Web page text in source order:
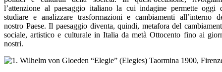
l’attenzione al paesaggio italiano la cui indagine permette oggi
studiare e analizzare trasformazioni e cambiamenti all’interno
nostro Paese. Il paesaggio diventa, quindi, metafora del
sociale, artistico e culturale in Italia da metà Ottocento fino ai
nostri.